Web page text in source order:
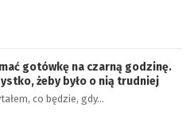
gotówkę na czarną godzinę.
żeby było o nią trudniej
co będzie, gdy…